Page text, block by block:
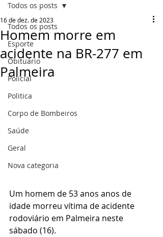
Todos os posts
Esporte
Obituário
Policial
Politica
Corpo de Bombeiros
Saúde
Geral
Nova categoria
Todos os posts
Homem morre em
acidente na BR-277 em
Palmeira
16 de dez. de 2023
Um homem de 53 anos anos de
idade morreu vítima de acidente
rodoviário em Palmeira neste
sábado (16).